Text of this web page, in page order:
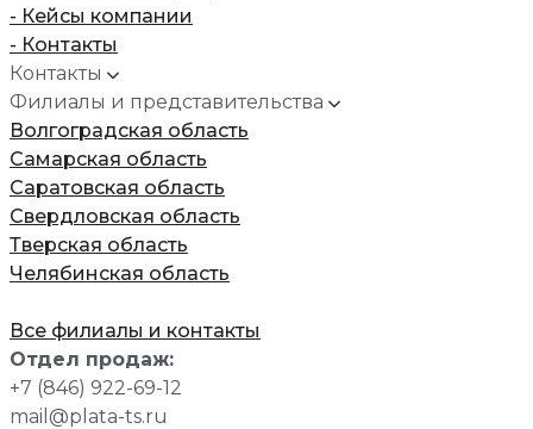
- Кейсы компании
- Контакты
Контакты
Филиалы и представительства
Волгоградская область
Самарская область
Саратовская область
Свердловская область
Тверская область
Челябинская область
Все филиалы и контакты
Отдел продаж:
+7 (846) 922-69-12
mail@plata-ts.ru